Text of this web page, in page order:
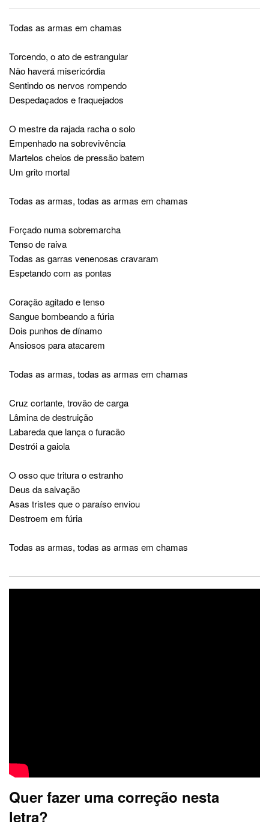
Todas as armas em chamas
Torcendo, o ato de estrangular
Não haverá misericórdia
Sentindo os nervos rompendo
Despedaçados e fraquejados
O mestre da rajada racha o solo
Empenhado na sobrevivência
Martelos cheios de pressão batem
Um grito mortal
Todas as armas, todas as armas em chamas
Forçado numa sobremarcha
Tenso de raiva
Todas as garras venenosas cravaram
Espetando com as pontas
Coração agitado e tenso
Sangue bombeando a fúria
Dois punhos de dínamo
Ansiosos para atacarem
Todas as armas, todas as armas em chamas
Cruz cortante, trovão de carga
Lâmina de destruição
Labareda que lança o furacão
Destrói a gaiola
O osso que tritura o estranho
Deus da salvação
Asas tristes que o paraíso enviou
Destroem em fúria
Todas as armas, todas as armas em chamas
Quer fazer uma correção nesta
letra?